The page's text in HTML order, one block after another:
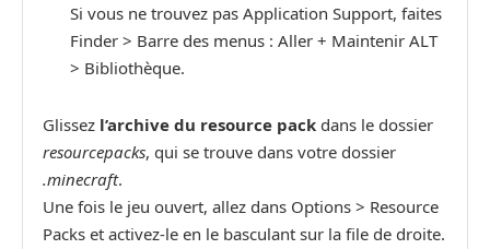
Si vous ne trouvez pas Application Support, faites
Finder > Barre des menus : Aller + Maintenir ALT
> Bibliothèque.
Glissez l’archive du resource pack dans le dossier
resourcepacks, qui se trouve dans votre dossier
.minecraft.
Une fois le jeu ouvert, allez dans Options > Resource
Packs et activez-le en le basculant sur la file de droite.